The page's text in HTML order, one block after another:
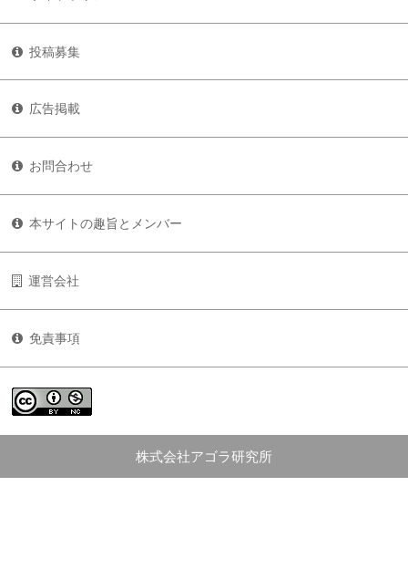
投稿募集
広告掲載
お問合わせ
本サイトの趣旨とメンバー
運営会社
免責事項
株式会社アゴラ研究所